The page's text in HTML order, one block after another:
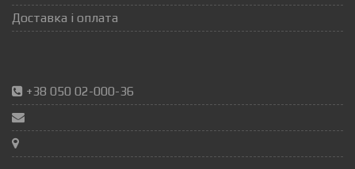
Доставка і оплата
+38 050 02-000-36